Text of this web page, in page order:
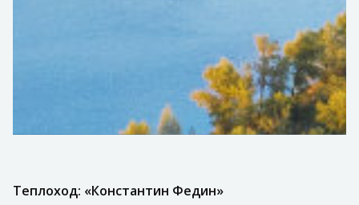
Теплоход: «Константин Федин»